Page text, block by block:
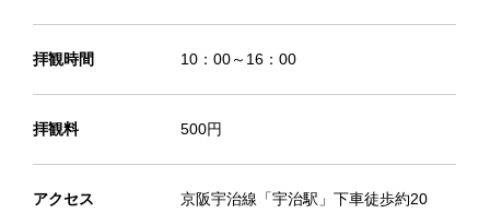
拝観時間 10：00～16：00
拝観料 500円
アクセス
京阪宇治線「宇治駅」下車徒歩約20